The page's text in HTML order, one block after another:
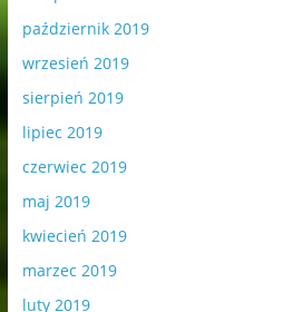
październik 2019
wrzesień 2019
sierpień 2019
lipiec 2019
czerwiec 2019
maj 2019
kwiecień 2019
marzec 2019
luty 2019